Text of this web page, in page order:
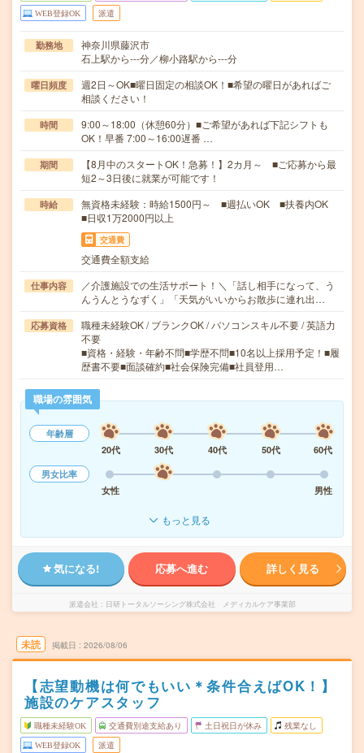
WEB登録OK 派遣
勤務地
神奈川県藤沢市
石上駅から---分／柳小路駅から---分
曜日頻度
週2日～OK■曜日固定の相談OK！■希望の曜日があればご
相談ください！
時間
9:00～18:00（休憩60分）■ご希望があれば下記シフトも
OK！早番 7:00～16:00遅番 …
期間
【8月中のスタートOK！急募！】2カ月～ ■ご応募から最
短2～3日後に就業が可能です！
時給
無資格未経験：時給1500円～ ■週払いOK ■扶養内OK
■日収1万2000円以上
交通費
交通費全額支給
仕事内容
／介護施設での生活サポート！＼「話し相手になって、う
んうんとうなずく」「天気がいいからお散歩に連れ出…
応募資格
職種未経験OK / ブランクOK / パソコンスキル不要 / 英語力
不要
■資格・経験・年齢不問■学歴不問■10名以上採用予定！■履
歴書不要■面談確約■社会保険完備■社員登用…
職場の雰囲気
年齢層
20代
30代 40代 50代
60代
男女比率
女性
男性
もっと見る
気になる! 応募へ進む 詳しく見る
派遣会社 日研トータルソーシング株式会社 メディカルケア事業部
未読 掲載日 2026/08/06
【志望動機は何でもいい＊条件合えばOK！】
施設のケアスタッフ
職種未経験OK 交通費別途支給あり 土日祝日が休み 残業なし
WEB登録OK 派遣